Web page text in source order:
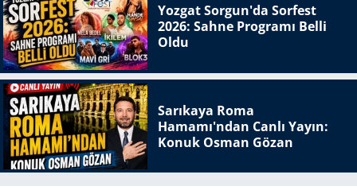
Yozgat Sorgun'da Sorfest
2026: Sahne Programı Belli
Oldu
Sarıkaya Roma
Hamamı'ndan Canlı Yayın:
Konuk Osman Gözan